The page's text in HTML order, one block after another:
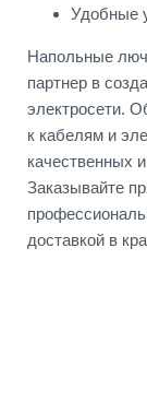
Удобные
Напольные
партнер в
электросети.
к кабелям и
качественных
Заказывайте
доставкой в